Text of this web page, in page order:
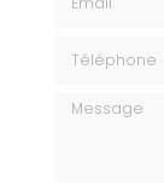
Message